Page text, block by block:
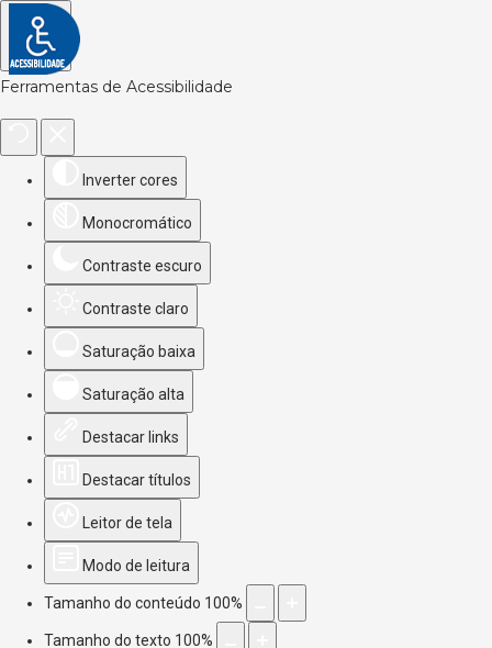
Ferramentas de Acessibilidade
Inverter cores
Monocromático
Contraste escuro
Contraste claro
Saturação baixa
Saturação alta
Destacar links
Destacar títulos
Leitor de tela
Modo de leitura
Tamanho do conteúdo 100%
Tamanho do texto 100%